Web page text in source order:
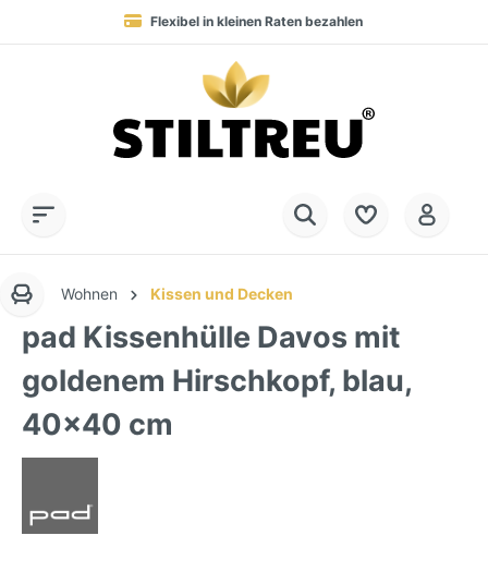
Flexibel in kleinen Raten bezahlen
Blitzversand in 1-3 Werktagen nach DE, AT & NL
+49 (0) 28 32 - 408 990 0
Dauerhaft hohe Warenverfügbarkeit
SSL-verschlüsselt online einkaufen
Wohnen Kissen und Decken
pad Kissenhülle Davos mit
goldenem Hirschkopf, blau,
40x40 cm